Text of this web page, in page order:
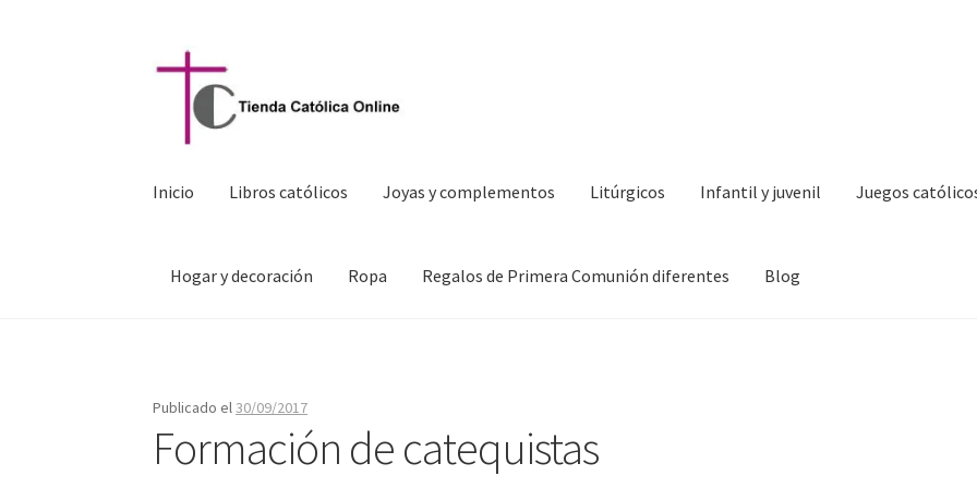
navegación
contenido
Inicio Libros católicos Joyas y complementos Litúrgicos Infantil y juvenil Juegos
Hogar y decoración Ropa Regalos de Primera Comunión diferentes Blog
Publicado el30/09/2017
Formación de catequistas